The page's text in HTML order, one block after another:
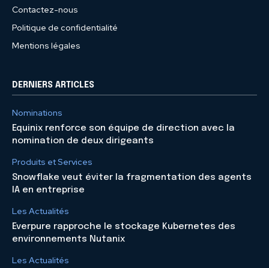
Contactez-nous
Politique de confidentialité
Mentions légales
DERNIERS ARTICLES
Nominations
Equinix renforce son équipe de direction avec la
nomination de deux dirigeants
Produits et Services
Snowflake veut éviter la fragmentation des agents
IA en entreprise
Les Actualités
Everpure rapproche le stockage Kubernetes des
environnements Nutanix
Les Actualités